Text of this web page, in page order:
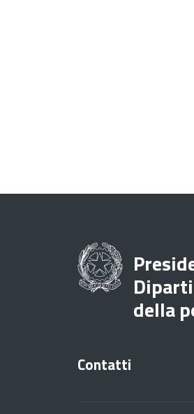
della
Contatti